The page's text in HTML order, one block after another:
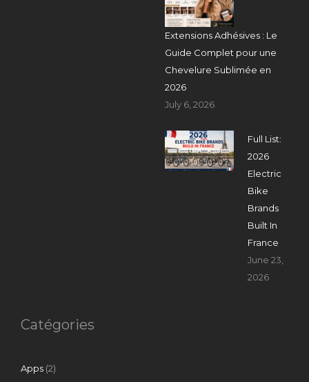
Extensions Adhésives : Le
Guide Complet pour une
Chevelure Sublimée en
2026
July 6, 2026
Full List:
2026
Electric
Bike
Brands
Built In
France
June 23,
2026
Catégories
Apps (2)